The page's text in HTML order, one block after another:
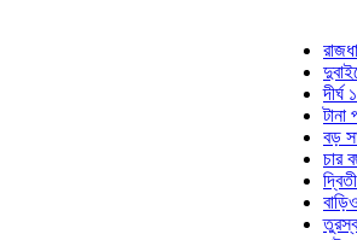
দুবাইয়ে ২০
দীর্ঘ ১৫
টানা
বড়
চার বছরের
দ্বিতীয়
তুরস্ক সফর